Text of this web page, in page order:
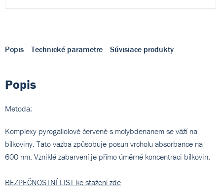
Popis Technické parametre Súvisiace produkty
Popis
Metoda:
Komplexy pyrogallolové červeně s molybdenanem se váží na
bílkoviny. Tato vazba způsobuje posun vrcholu absorbance na
600 nm. Vzniklé zabarvení je přímo úměrné koncentraci bílkovin.
BEZPEČNOSTNÍ LIST ke stažení zde